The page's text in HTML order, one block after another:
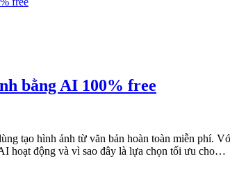
bằng AI 100% free
tạo hình ảnh từ văn bản hoàn toàn miễn phí.
hoạt động và vì sao đây là lựa chọn tối ưu cho…